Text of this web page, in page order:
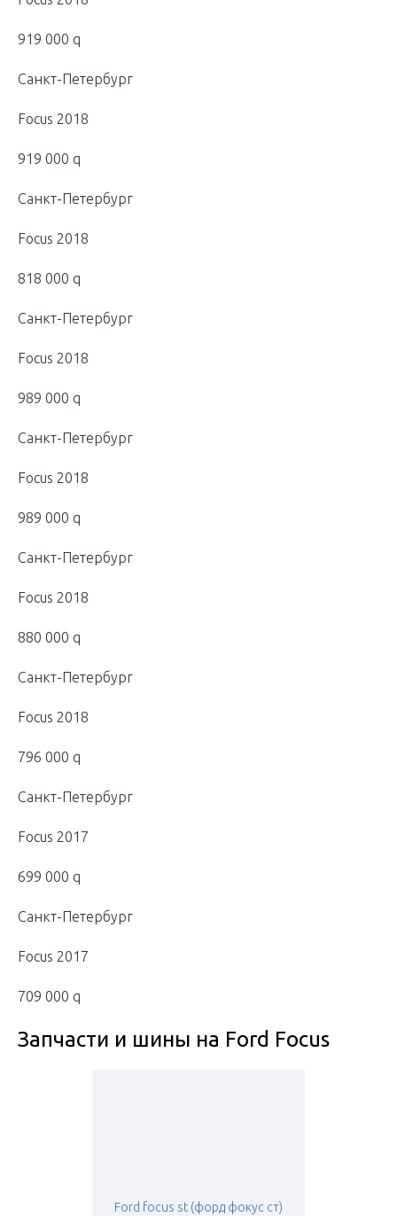
919 000 q
Санкт-Петербург
Focus 2018
919 000 q
Санкт-Петербург
Focus 2018
818 000 q
Санкт-Петербург
Focus 2018
989 000 q
Санкт-Петербург
Focus 2018
989 000 q
Санкт-Петербург
Focus 2018
880 000 q
Санкт-Петербург
Focus 2018
796 000 q
Санкт-Петербург
Focus 2017
699 000 q
Санкт-Петербург
Focus 2017
709 000 q
Запчасти и шины на Ford Focus
Ford focus st (форд фокус ст)